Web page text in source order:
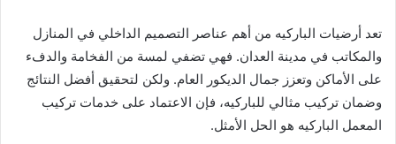
تعد أرضيات الباركيه من أهم عناصر التصميم الداخلي في المنازل
والمكاتب في مدينة العدان. فهي تضفي لمسة من الفخامة والدفء
على الأماكن وتعزز جمال الديكور العام. ولكن لتحقيق أفضل النتائج
وضمان تركيب مثالي للباركيه، فإن الاعتماد على خدمات تركيب
المعمل الباركيه هو الحل الأمثل.